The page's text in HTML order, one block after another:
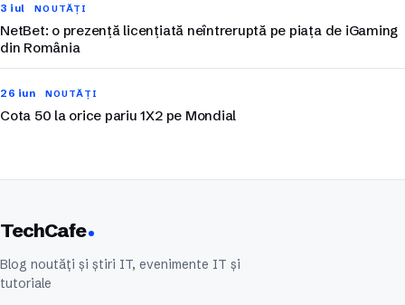
3 iul NOUTĂȚI
NetBet: o prezență licențiată neîntreruptă pe piața de iGaming
din România
26 iun NOUTĂȚI
Cota 50 la orice pariu 1X2 pe Mondial
TechCafe
Blog noutăți și știri IT, evenimente IT și
tutoriale